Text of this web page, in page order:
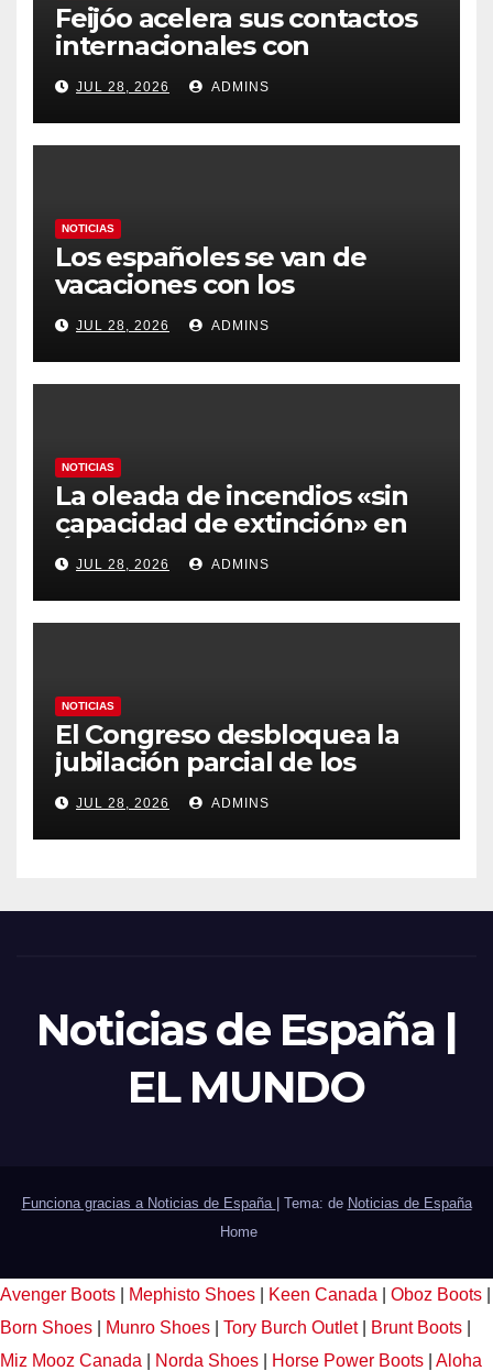
Feijóo acelera sus contactos
internacionales con
Latinoamérica como socio
prioritario en su agenda de
gobierno
JUL 28, 2026 ADMINS
NOTICIAS
Los españoles se van de
vacaciones con los
carburantes hasta un 21%
más caros que el año pasado
y los hoteles disparados
JUL 28, 2026 ADMINS
NOTICIAS
La oleada de incendios «sin
capacidad de extinción» en
Ávila y al oeste de Madrid
obliga a declarar la
emergencia nacional
JUL 28, 2026 ADMINS
NOTICIAS
El Congreso desbloquea la
jubilación parcial de los
trabajadores laborales del
sector público
JUL 28, 2026 ADMINS
Noticias de España |
EL MUNDO
Funciona gracias a Noticias de España Tema: de Noticias de España
Home
Avenger Boots Mephisto Shoes Keen Canada Oboz Boots
Born Shoes
Munro Shoes Tory Burch Outlet Brunt Boots
Miz Mooz Canada
Norda Shoes Horse Power Boots Aloha